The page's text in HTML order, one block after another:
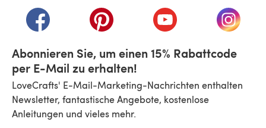
(öffnet sich in einem neuen Tab)
(öffnet sich in einem neuen Tab)
(öffnet sich in einem
(öffnet
Abonnieren Sie, um einen 15% Rabattcode
per E-Mail zu erhalten!
LoveCrafts' E-Mail-Marketing-Nachrichten enthalten
Newsletter, fantastische Angebote, kostenlose
Anleitungen und vieles mehr.